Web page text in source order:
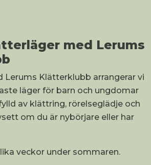
med Lerums
Lerums Klätterklubb arrangerar vi
läger för barn och ungdomar
fylld av klättring, rörelseglädje och
om du är nybörjare eller har
veckor under sommaren.